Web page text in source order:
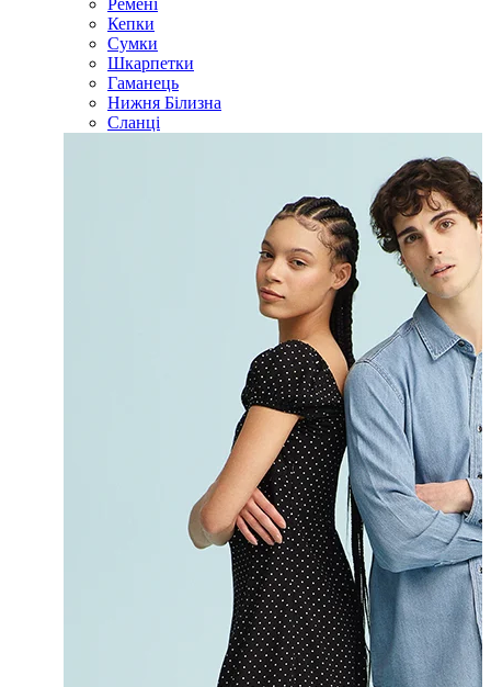
Ремені
Кепки
Сумки
Шкарпетки
Гаманець
Нижня Білизна
Сланці